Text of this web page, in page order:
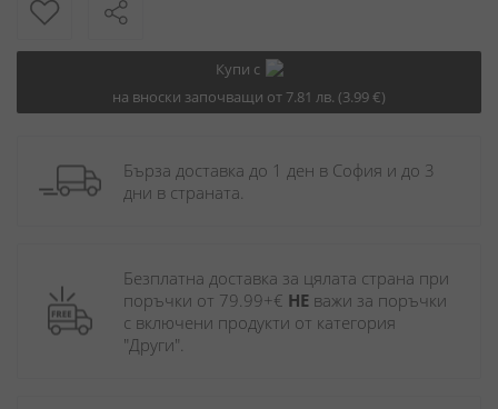
Купи с
на вноски започващи от 7.81 лв. (3.99 €)
Бърза доставка до 1 ден в София и до 3
дни в страната.
Безплатна доставка за цялата страна при
поръчки от 79.99+€ НЕ важи за поръчки
с включени продукти от категория
"Други".